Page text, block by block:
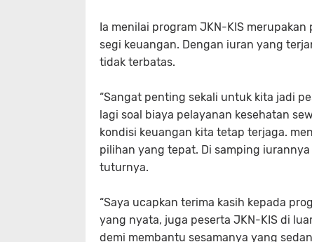
Ia menilai program JKN-KIS
segi keuangan. Dengan iuran yang
tidak terbatas.
“Sangat penting sekali untuk kita jadi
lagi soal biaya pelayanan kesehatan
kondisi keuangan kita tetap terjaga.
pilihan yang tepat. Di samping
tuturnya.
“Saya ucapkan terima kasih kepada
yang nyata, juga peserta JKN-KIS di
demi membantu sesamanya yang